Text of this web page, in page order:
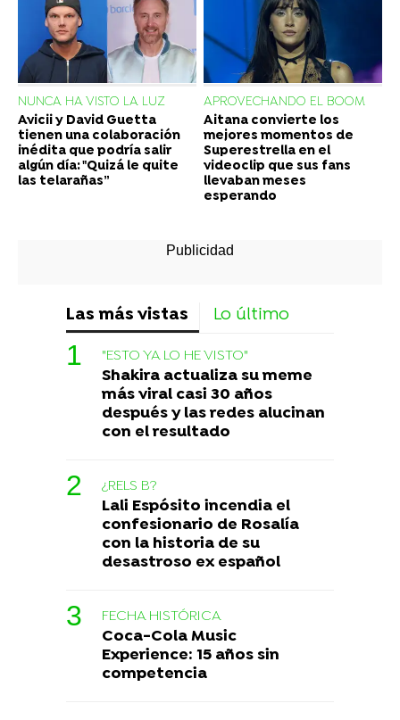
NUNCA HA VISTO LA LUZ
Avicii y David Guetta
tienen una colaboración
inédita que podría salir
algún día: "Quizá le quite
las telarañas”
APROVECHANDO EL BOOM
Aitana convierte los
mejores momentos de
Superestrella en el
videoclip que sus fans
llevaban meses
esperando
Las más vistas Lo último
"ESTO YA LO HE VISTO"
Shakira actualiza su meme
más viral casi 30 años
después y las redes alucinan
con el resultado
¿RELS B?
Lali Espósito incendia el
confesionario de Rosalía
con la historia de su
desastroso ex español
FECHA HISTÓRICA
Coca-Cola Music
Experience: 15 años sin
competencia